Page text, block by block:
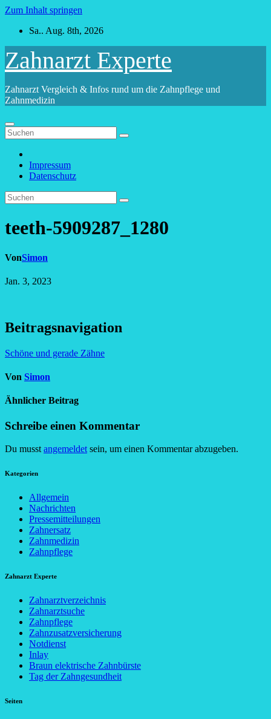
Zum Inhalt springen
Sa.. Aug. 8th, 2026
Zahnarzt Experte
Zahnarzt Vergleich & Infos rund um die Zahnpflege und
Zahnmedizin
Impressum
Datenschutz
teeth-5909287_1280
VonSimon
Jan. 3, 2023
Beitragsnavigation
Schöne und gerade Zähne
Von Simon
Ähnlicher Beitrag
Schreibe einen Kommentar
Du musstangemeldetsein, um einen Kommentar abzugeben.
Kategorien
Allgemein
Nachrichten
Pressemitteilungen
Zahnersatz
Zahnmedizin
Zahnpflege
Zahnarzt Experte
Zahnarztverzeichnis
Zahnarztsuche
Zahnpflege
Zahnzusatzversicherung
Notdienst
Inlay
Braun elektrische Zahnbürste
Tag der Zahngesundheit
Seiten